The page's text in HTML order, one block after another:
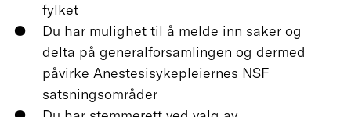
fylket
Du har mulighet til å melde inn saker og
delta på generalforsamlingen og dermed
påvirke Anestesisykepleiernes NSF
satsningsområder